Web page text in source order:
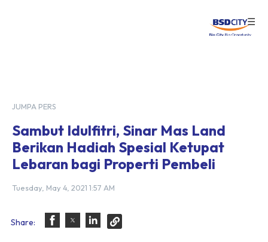
☰
JUMPA PERS
Sambut Idulfitri, Sinar Mas Land
Berikan Hadiah Spesial Ketupat
Lebaran bagi Properti Pembeli
Tuesday, May 4, 2021 1:57 AM
Share: